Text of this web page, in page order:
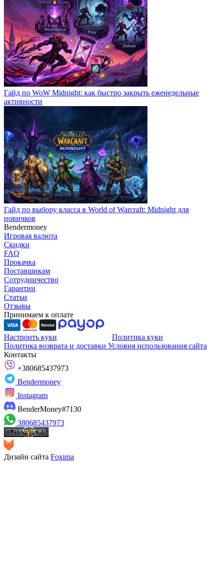
Гайд по WoW Midnight: как быстро закрыть еженедельные
активности
Гайд по выбору класса в World of Warcraft: Midnight для
новичков
Bendermoney
Игровая валюта
Скидки
FAQ
Прокачка
Поставщикам
Сотрудничество
Гарантии
Статьи
Отзывы
Принимаем к оплате
Настроить куки
Политика куки
Политика возврата и доставки Условия использования сайта
Контакты
+380685437973
Bendermoney
Instagram
BenderMoney#7130
380685437973
Дизайн сайта Foxima